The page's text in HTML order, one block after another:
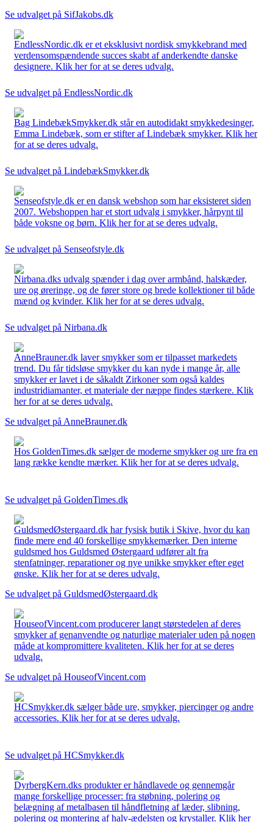
Se udvalget på SifJakobs.dk
EndlessNordic.dk er et eksklusivt nordisk smykkebrand med
verdensomspændende succes skabt af anderkendte danske
designere. Klik her for at se deres udvalg.
Se udvalget på EndlessNordic.dk
Bag LindebækSmykker.dk står en autodidakt smykkedesinger,
Emma Lindebæk, som er stifter af Lindebæk smykker. Klik her
for at se deres udvalg.
Se udvalget på LindebækSmykker.dk
Senseofstyle.dk er en dansk webshop som har eksisteret siden
2007. Webshoppen har et stort udvalg i smykker, hårpynt til
både voksne og børn. Klik her for at se deres udvalg.
Se udvalget på Senseofstyle.dk
Nirbana.dks udvalg spænder i dag over armbånd, halskæder,
ure og øreringe, og de fører store og brede kollektioner til både
mænd og kvinder. Klik her for at se deres udvalg.
Se udvalget på Nirbana.dk
AnneBrauner.dk laver smykker som er tilpasset markedets
trend. Du får tidsløse smykker du kan nyde i mange år, alle
smykker er lavet i de såkaldt Zirkoner som også kaldes
industridiamanter, et materiale der næppe findes stærkere. Klik
her for at se deres udvalg.
Se udvalget på AnneBrauner.dk
Hos GoldenTimes.dk sælger de moderne smykker og ure fra en
lang række kendte mærker. Klik her for at se deres udvalg.
Se udvalget på GoldenTimes.dk
GuldsmedØstergaard.dk har fysisk butik i Skive, hvor du kan
finde mere end 40 forskellige smykkemærker. Den interne
guldsmed hos Guldsmed Østergaard udfører alt fra
stenfatninger, reparationer og nye unikke smykker efter eget
ønske. Klik her for at se deres udvalg.
Se udvalget på GuldsmedØstergaard.dk
HouseofVincent.com producerer langt størstedelen af deres
smykker af genanvendte og naturlige materialer uden på nogen
måde at kompromittere kvaliteten. Klik her for at se deres
udvalg.
Se udvalget på HouseofVincent.com
HCSmykker.dk sælger både ure, smykker, piercinger og andre
accessories. Klik her for at se deres udvalg.
Se udvalget på HCSmykker.dk
DyrbergKern.dks produkter er håndlavede og gennemgår
mange forskellige processer: fra støbning, polering og
belægning af metalbasen til håndfletning af læder, slibning,
polering og montering af halv-ædelsten og krystaller. Klik her